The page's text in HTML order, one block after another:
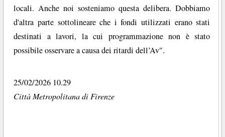
locali. Anche noi sosteniamo questa delibera. Dobbiamo
d'altra parte sottolineare che i fondi utilizzati erano stati
destinati a lavori, la cui programmazione non è stato
possibile osservare a causa dei ritardi dell’Av".
25/02/2026 10.29
Città Metropolitana di Firenze